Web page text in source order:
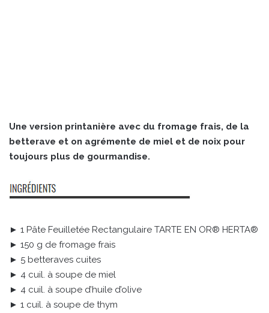
Une version printanière avec du fromage frais, de la
betterave et on agrémente de miel et de noix pour
toujours plus de gourmandise.
► 1 Pâte Feuilletée Rectangulaire TARTE EN OR® HERTA®
► 150 g de fromage frais
► 5 betteraves cuites
► 4 cuil. à soupe de miel
► 4 cuil. à soupe d’huile d’olive
► 1 cuil. à soupe de thym